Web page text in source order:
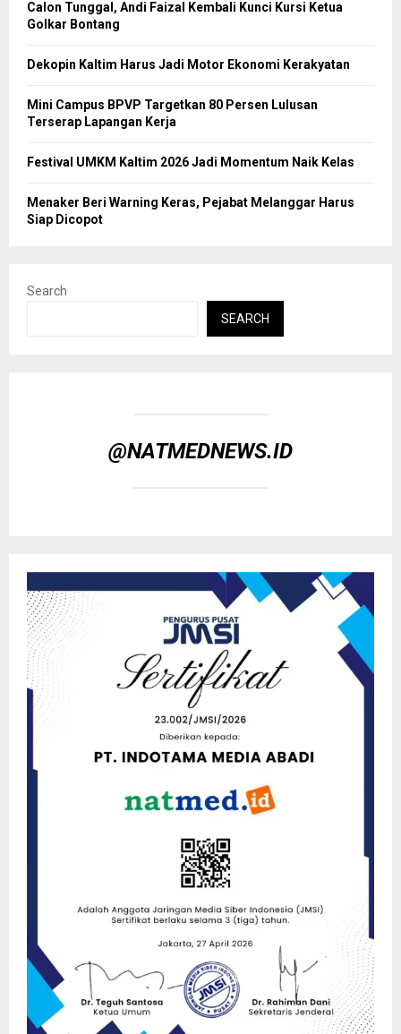
Calon Tunggal, Andi Faizal Kembali Kunci Kursi Ketua
Golkar Bontang
Dekopin Kaltim Harus Jadi Motor Ekonomi Kerakyatan
Mini Campus BPVP Targetkan 80 Persen Lulusan
Terserap Lapangan Kerja
Festival UMKM Kaltim 2026 Jadi Momentum Naik Kelas
Menaker Beri Warning Keras, Pejabat Melanggar Harus
Siap Dicopot
Search
SEARCH
@NATMEDNEWS.ID